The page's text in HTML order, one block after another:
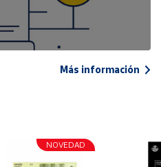
Más información
NOVEDAD